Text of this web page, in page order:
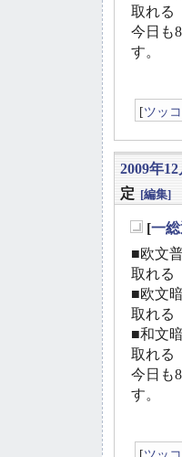
取れる
今日も
す。
[ツッ
2009年
定 [編集]
[一
■欧文
取れる
■欧文
取れる
■和文
取れる
今日も
す。